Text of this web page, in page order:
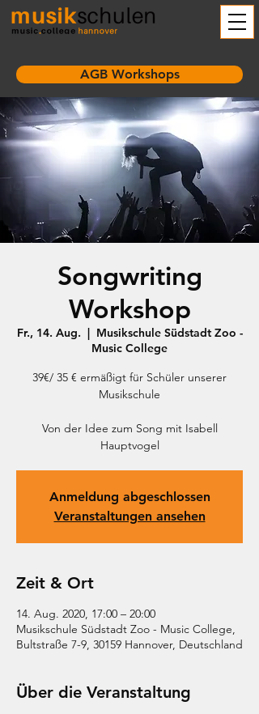
AGB Workshops
Songwriting
Workshop
Fr., 14. Aug.
  |
Musikschule Südstadt Zoo -
Music College
39€/ 35 € ermäßigt für Schüler unserer
Musikschule
Von der Idee zum Song mit Isabell
Hauptvogel
Anmeldung abgeschlossen
Veranstaltungen ansehen
Zeit & Ort
14. Aug. 2020, 17:00 – 20:00
Musikschule Südstadt Zoo - Music College,
Bultstraße 7-9, 30159 Hannover, Deutschland
Über die Veranstaltung